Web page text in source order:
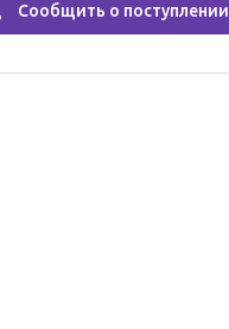
Сообщить о поступлении